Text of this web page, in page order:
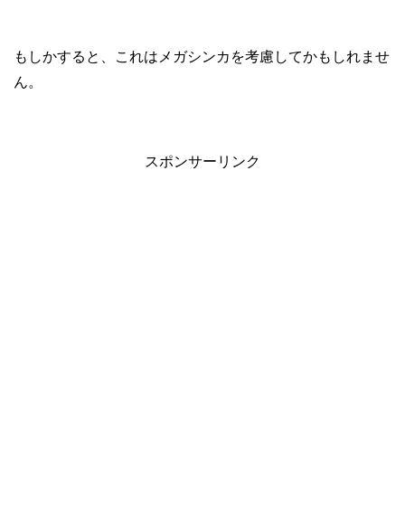
もしかすると、これはメガシンカを考慮してかもしれませ
ん。
スポンサーリンク